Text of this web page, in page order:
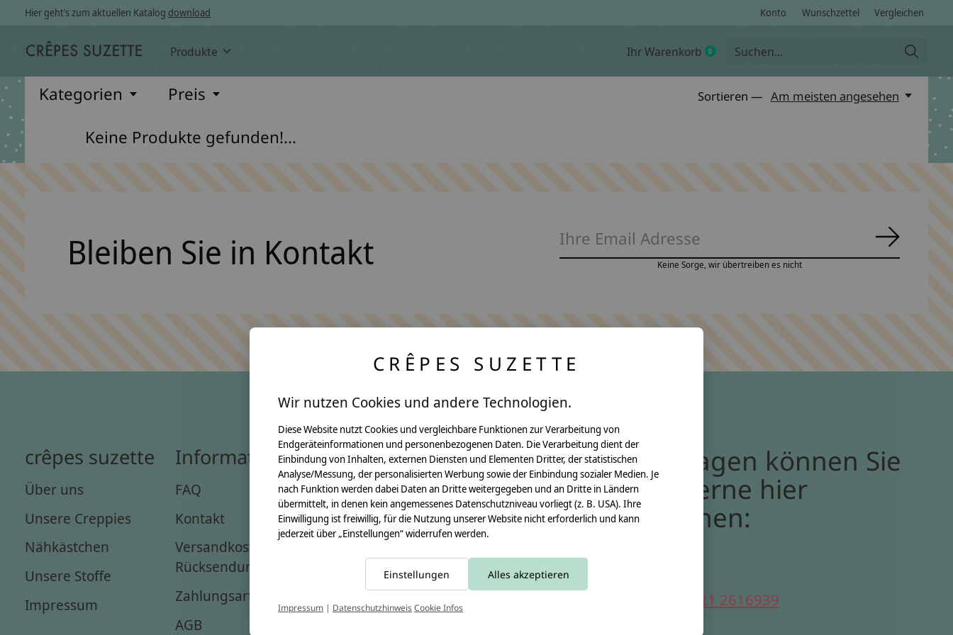
Hier geht’s zum aktuellen Katalog download Konto Wunschzettel Vergleichen
Produkte Ihr Warenkorb 0items
Kategorien Preis Sortieren — Am meisten angesehen
Keine Produkte gefunden!...
Bleiben Sie in Kontakt Keine Sorge, wir übertreiben es nicht
crêpes suzette
Über uns
Unsere Creppies
Nähkästchen
Unsere Stoffe
Impressum
Informationen
FAQ
Kontakt
Versandkosten &
Rücksendungen
Zahlungsarten
AGB
Anleitungen
Video Nähset
Anleitung MOMA
Schultüte
Leseknochen
Schnittmuster
Bei Fragen können Sie
uns gerne hier
erreichen:
0221 2616939
CRÊPES SUZETTE
Wir nutzen Cookies und andere Technologien.
Diese Website nutzt Cookies und vergleichbare Funktionen zur Verarbeitung von
Endgeräteinformationen und personenbezogenen Daten. Die Verarbeitung dient der
Einbindung von Inhalten, externen Diensten und Elementen Dritter, der statistischen
Analyse/Messung, der personalisierten Werbung sowie der Einbindung sozialer Medien. Je
nach Funktion werden dabei Daten an Dritte weitergegeben und an Dritte in Ländern
übermittelt, in denen kein angemessenes Datenschutzniveau vorliegt (z. B. USA). Ihre
Einwilligung ist freiwillig, für die Nutzung unserer Website nicht erforderlich und kann
jederzeit über „Einstellungen“ widerrufen werden.
Einstellungen Alles akzeptieren
Impressum | DatenschutzhinweisCookie Infos